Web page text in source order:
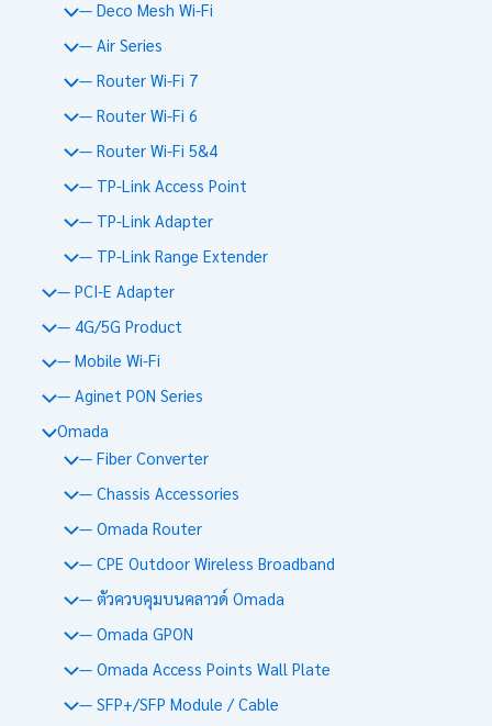
— Deco Mesh Wi-Fi
— Air Series
— Router Wi-Fi 7
— Router Wi-Fi 6
— Router Wi-Fi 5&4
— TP-Link Access Point
— TP-Link Adapter
— TP-Link Range Extender
— PCI-E Adapter
— 4G/5G Product
— Mobile Wi-Fi
— Aginet PON Series
Omada
— Fiber Converter
— Chassis Accessories
— Omada Router
— CPE Outdoor Wireless Broadband
— ตัวควบคุมบนคลาวด์ Omada
— Omada GPON
— Omada Access Points Wall Plate
— SFP+/SFP Module / Cable